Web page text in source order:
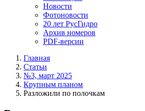
Новости
Фотоновости
20 лет РусГидро
Архив номеров
PDF-версии
Главная
Статьи
№3, март 2025
Крупным планом
Разложили по полочкам